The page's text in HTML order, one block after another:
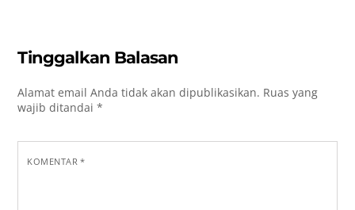
Tinggalkan Balasan
Alamat email Anda tidak akan dipublikasikan. Ruas yang
wajib ditandai*
KOMENTAR*